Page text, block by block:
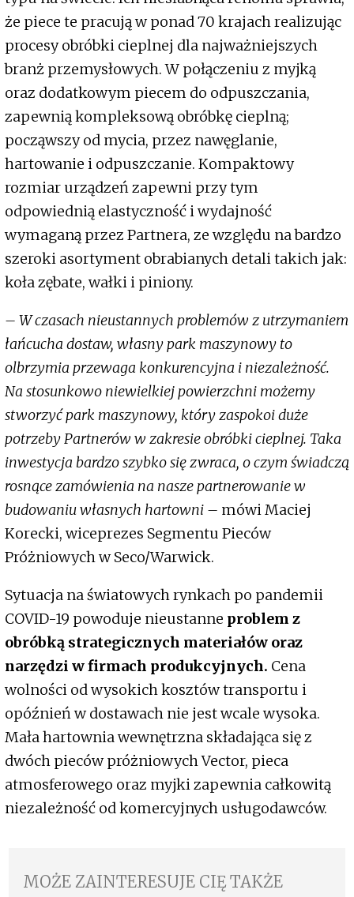
że piece te pracują w ponad 70 krajach realizując
procesy obróbki cieplnej dla najważniejszych
branż przemysłowych. W połączeniu z myjką
oraz dodatkowym piecem do odpuszczania,
zapewnią kompleksową obróbkę cieplną;
począwszy od mycia, przez nawęglanie,
hartowanie i odpuszczanie. Kompaktowy
rozmiar urządzeń zapewni przy tym
odpowiednią elastyczność i wydajność
wymaganą przez Partnera, ze względu na bardzo
szeroki asortyment obrabianych detali takich jak:
koła zębate, wałki i piniony.
– W czasach nieustannych problemów z utrzymaniem
łańcucha dostaw, własny park maszynowy to
olbrzymia przewaga konkurencyjna i niezależność.
Na stosunkowo niewielkiej powierzchni możemy
stworzyć park maszynowy, który zaspokoi duże
potrzeby Partnerów w zakresie obróbki cieplnej. Taka
inwestycja bardzo szybko się zwraca, o czym świadczą
rosnące zamówienia na nasze partnerowanie w
budowaniu własnych hartowni – mówi Maciej
Korecki, wiceprezes Segmentu Pieców
Próżniowych w Seco/Warwick.
Sytuacja na światowych rynkach po pandemii
COVID-19 powoduje nieustanne problem z
obróbką strategicznych materiałów oraz
narzędzi w firmach produkcyjnych. Cena
wolności od wysokich kosztów transportu i
opóźnień w dostawach nie jest wcale wysoka.
Mała hartownia wewnętrzna składająca się z
dwóch pieców próżniowych Vector, pieca
atmosferowego oraz myjki zapewnia całkowitą
niezależność od komercyjnych usługodawców.
MOŻE ZAINTERESUJE CIĘ TAKŻE